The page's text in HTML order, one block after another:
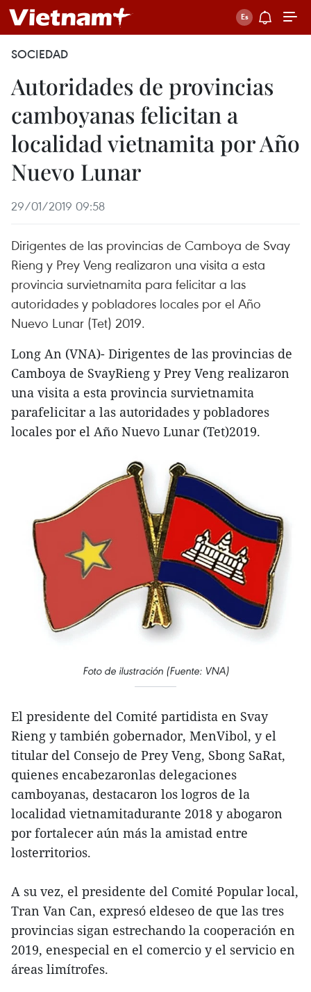
SOCIEDAD
Autoridades de provincias
camboyanas felicitan a
localidad vietnamita por Año
Nuevo Lunar
29/01/2019 09:58
Dirigentes de las provincias de Camboya de Svay
Rieng y Prey Veng realizaron una visita a esta
provincia survietnamita para felicitar a las
autoridades y pobladores locales por el Año
Nuevo Lunar (Tet) 2019.
Long An (VNA)- Dirigentes de las provincias de
Camboya de SvayRieng y Prey Veng realizaron
una visita a esta provincia survietnamita
parafelicitar a las autoridades y pobladores
locales por el Año Nuevo Lunar (Tet)2019.
Foto de ilustración (Fuente: VNA)
El presidente del Comité partidista en Svay
Rieng y también gobernador, MenVibol, y el
titular del Consejo de Prey Veng, Sbong SaRat,
quienes encabezaronlas delegaciones
camboyanas, destacaron los logros de la
localidad vietnamitadurante 2018 y abogaron
por fortalecer aún más la amistad entre
losterritorios.
A su vez, el presidente del Comité Popular local,
Tran Van Can, expresó eldeseo de que las tres
provincias sigan estrechando la cooperación en
2019, enespecial en el comercio y el servicio en
áreas limítrofes.